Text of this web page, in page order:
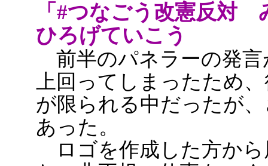
「#つなごう改憲反対
ひろげていこう
前半のパネラーの発言
上回ってしまったため
が限られる中だったが
あった。
ロゴを作成した方から